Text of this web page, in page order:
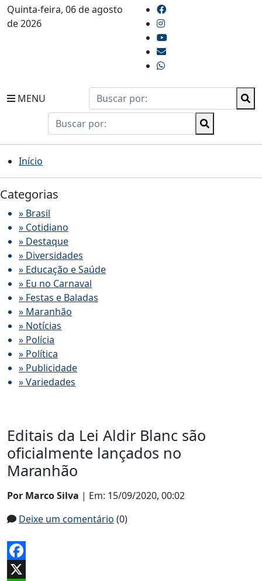
Quinta-feira, 06 de agosto
de 2026
MENU
Início
Categorias
» Brasil
» Cotidiano
» Destaque
» Diversidades
» Educação e Saúde
» Eu no Carnaval
» Festas e Baladas
» Maranhão
» Notícias
» Polícia
» Política
» Publicidade
» Variedades
Editais da Lei Aldir Blanc são
oficialmente lançados no
Maranhão
Por Marco Silva | Em: 15/09/2020, 00:02
Deixe um comentário (0)
Facebook